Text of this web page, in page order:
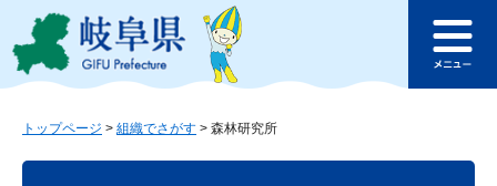
ジ
ュ
このページの本文へ
ュ
トップページ > 組織でさがす > 森林研究所